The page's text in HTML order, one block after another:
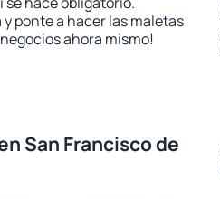
y ponte a hacer las maletas
ahora mismo!
San Francisco de